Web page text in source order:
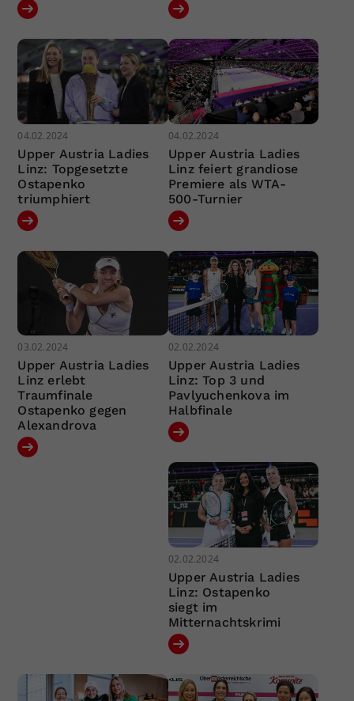
04.02.2024
Upper Austria Ladies
Linz: Topgesetzte
Ostapenko
triumphiert
04.02.2024
Upper Austria Ladies
Linz feiert grandiose
Premiere als WTA-
500-Turnier
03.02.2024
Upper Austria Ladies
Linz erlebt
Traumfinale
Ostapenko gegen
Alexandrova
02.02.2024
Upper Austria Ladies
Linz: Top 3 und
Pavlyuchenkova im
Halbfinale
02.02.2024
Upper Austria Ladies
Linz: Ostapenko
siegt im
Mitternachtskrimi